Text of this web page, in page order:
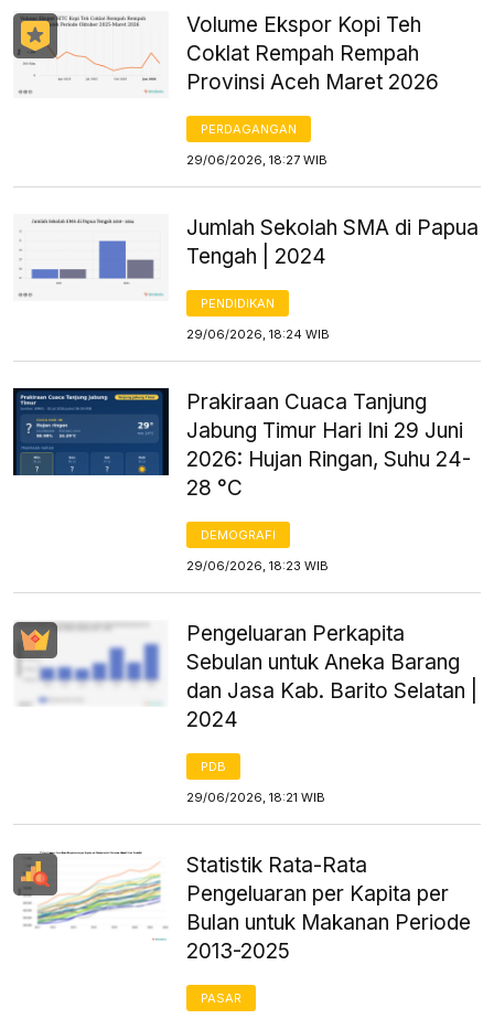
Volume Ekspor Kopi Teh
Coklat Rempah Rempah
Provinsi Aceh Maret 2026
PERDAGANGAN
29/06/2026, 18:27 WIB
Jumlah Sekolah SMA di Papua
Tengah | 2024
PENDIDIKAN
29/06/2026, 18:24 WIB
Prakiraan Cuaca Tanjung
Jabung Timur Hari Ini 29 Juni
2026: Hujan Ringan, Suhu 24-
28 °C
DEMOGRAFI
29/06/2026, 18:23 WIB
Pengeluaran Perkapita
Sebulan untuk Aneka Barang
dan Jasa Kab. Barito Selatan |
2024
PDB
29/06/2026, 18:21 WIB
Statistik Rata-Rata
Pengeluaran per Kapita per
Bulan untuk Makanan Periode
2013-2025
PASAR